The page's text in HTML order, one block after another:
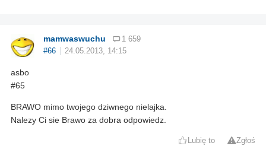
mamwaswuchu
1 659
#66
24.05.2013, 14:15
asbo
#65
BRAWO mimo twojego dziwnego nielajka.
Nalezy Ci sie Brawo za dobra odpowiedz.
Lubię to Zgłoś